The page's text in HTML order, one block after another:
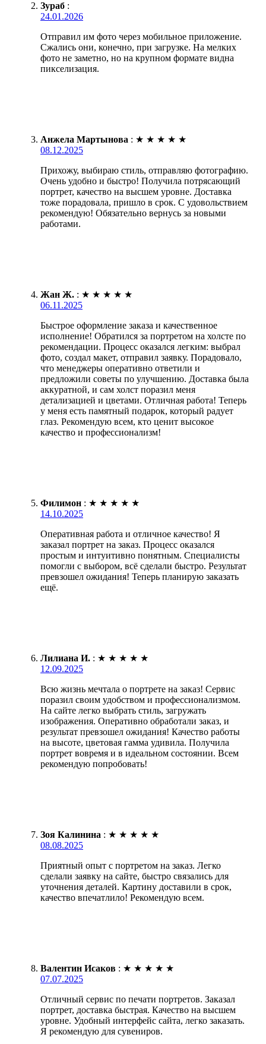
Зураб :
24.01.2026
Отправил им фото через мобильное приложение.
Сжались они, конечно, при загрузке. На мелких
фото не заметно, но на крупном формате видна
пикселизация.
Анжела Мартынова : ★ ★ ★ ★ ★
08.12.2025
Прихожу, выбираю стиль, отправляю фотографию.
Очень удобно и быстро! Получила потрясающий
портрет, качество на высшем уровне. Доставка
тоже порадовала, пришло в срок. С удовольствием
рекомендую! Обязательно вернусь за новыми
работами.
Жан Ж. : ★ ★ ★ ★ ★
06.11.2025
Быстрое оформление заказа и качественное
исполнение! Обратился за портретом на холсте по
рекомендации. Процесс оказался легким: выбрал
фото, создал макет, отправил заявку. Порадовало,
что менеджеры оперативно ответили и
предложили советы по улучшению. Доставка была
аккуратной, и сам холст поразил меня
детализацией и цветами. Отличная работа! Теперь
у меня есть памятный подарок, который радует
глаз. Рекомендую всем, кто ценит высокое
качество и профессионализм!
Филимон : ★ ★ ★ ★ ★
14.10.2025
Оперативная работа и отличное качество! Я
заказал портрет на заказ. Процесс оказался
простым и интуитивно понятным. Специалисты
помогли с выбором, всё сделали быстро. Результат
превзошел ожидания! Теперь планирую заказать
ещё.
Лилиана И. : ★ ★ ★ ★ ★
12.09.2025
Всю жизнь мечтала о портрете на заказ! Сервис
поразил своим удобством и профессионализмом.
На сайте легко выбрать стиль, загружать
изображения. Оперативно обработали заказ, и
результат превзошел ожидания! Качество работы
на высоте, цветовая гамма удивила. Получила
портрет вовремя и в идеальном состоянии. Всем
рекомендую попробовать!
Зоя Калинина : ★ ★ ★ ★ ★
08.08.2025
Приятный опыт с портретом на заказ. Легко
сделали заявку на сайте, быстро связались для
уточнения деталей. Картину доставили в срок,
качество впечатлило! Рекомендую всем.
Валентин Исаков : ★ ★ ★ ★ ★
07.07.2025
Отличный сервис по печати портретов. Заказал
портрет, доставка быстрая. Качество на высшем
уровне. Удобный интерфейс сайта, легко заказать.
Я рекомендую для сувениров.